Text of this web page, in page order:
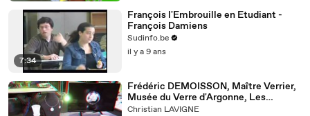
7:34
François l'Embrouille en Etudiant -
François Damiens
Sudinfo.be
il y a 9 ans
Frédéric DEMOISSON, Maître Verrier,
Musée du Verre d'Argonne, Les
Islettes (Meuse), 28/7/2019.
Christian LAVIGNE